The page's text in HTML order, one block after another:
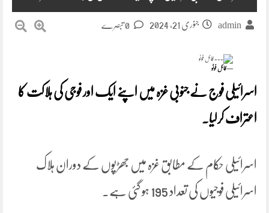
admin جنوری 21, 2024
— فائل فوٹو
اسرائیلی فوج نے جنوبی غزہ میں اپنے ایک اور فوجی کی ہلاکت کا
اعتراف کرلیا۔
اسرائیلی حکام کے مطابق غزہ میں جھڑپوں کے دوران ہلاک
اسرائیلی فوجیوں کی تعداد 195 ہو گئی ہے۔